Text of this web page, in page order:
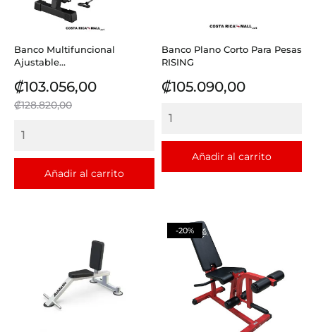
Banco Multifuncional
Ajustable...
Precio
₡103.056,00Precio
₡128.820,00
Añadir al carrito
Banco Plano Corto Para Pesas
RISING
Precio
₡105.090,00
Añadir al carrito
-20%